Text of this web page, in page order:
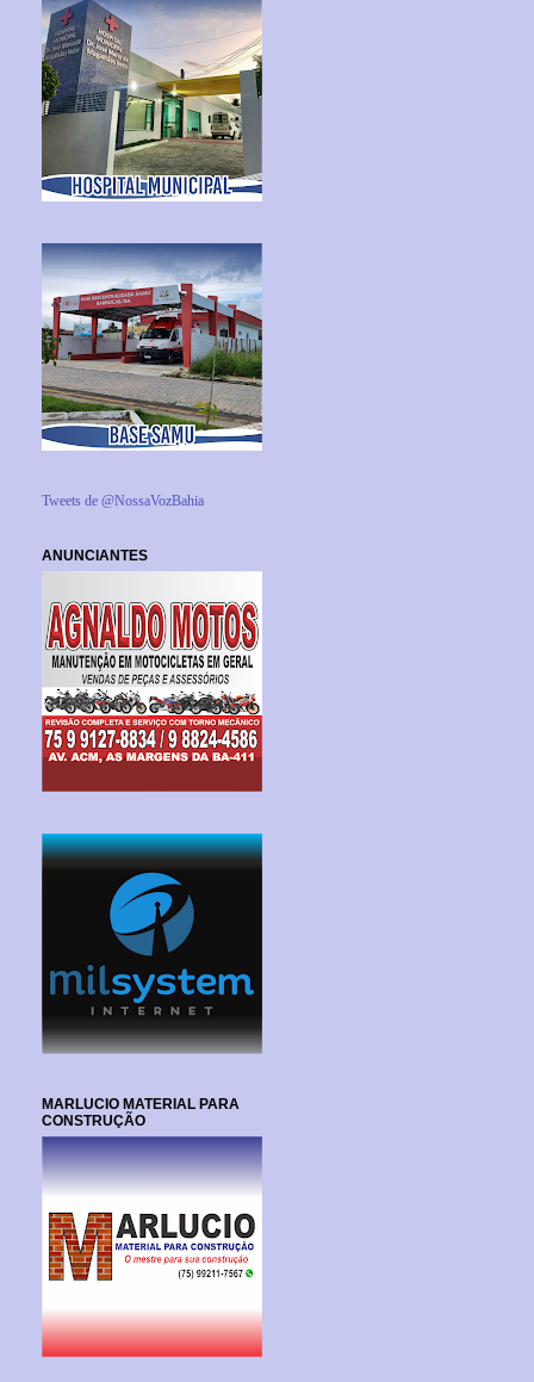
Tweets de @NossaVozBahia
ANUNCIANTES
MARLUCIO MATERIAL PARA
CONSTRUÇÃO